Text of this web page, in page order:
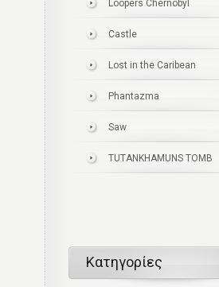
Loopers Chernobyl
Castle
Lost in the Caribean
Phantazma
Saw
TUTANKHAMUNS TOMB
Κατηγορίες